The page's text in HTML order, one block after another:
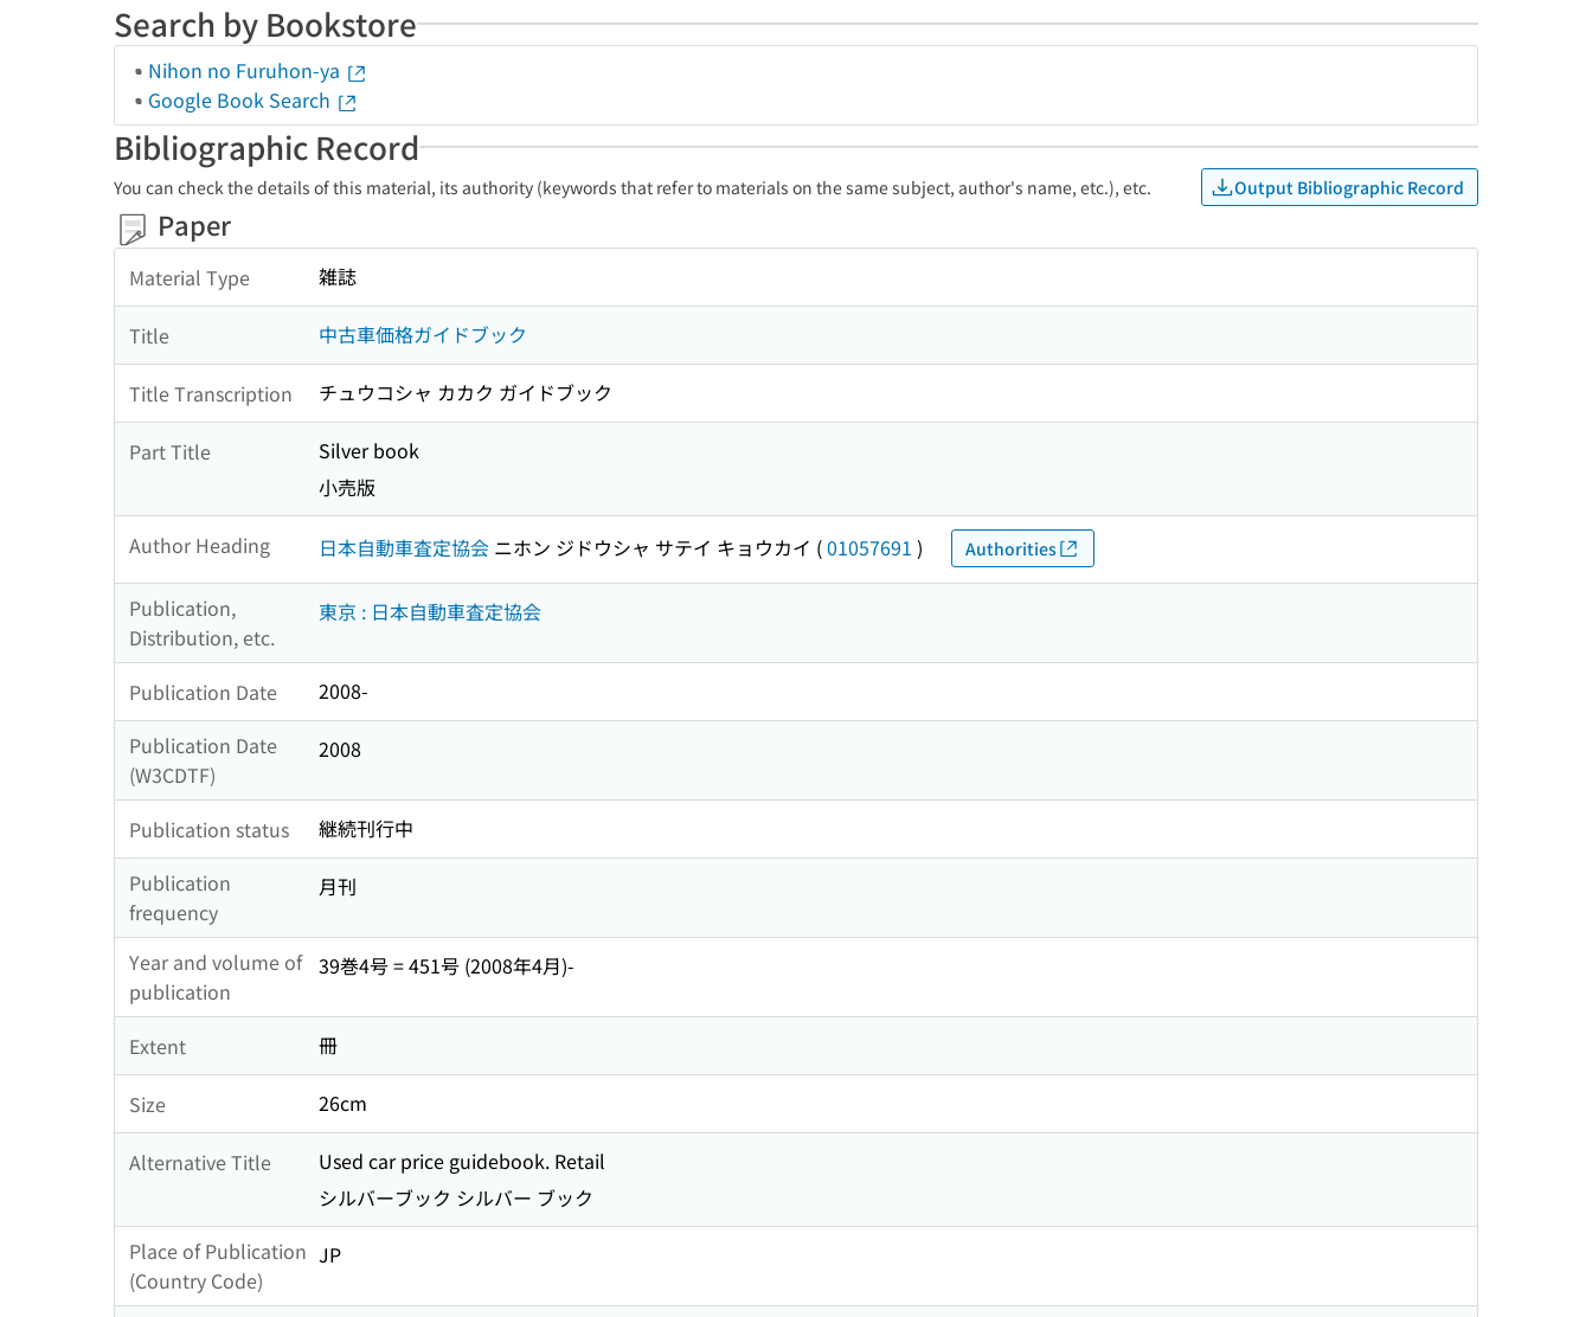
Search by Bookstore
Nihon no Furuhon-ya
Google Book Search
Bibliographic Record
You can check the details of this material, its authority (keywords that refer to materials on the same subject, author's name, etc.), etc. Output Bibliographic Record
Paper
Material Type 雑誌
Title 中古車価格ガイドブック
Title Transcription チュウコシャ カカク ガイドブック
Part Title
Silver book
小売版
Author Heading 日本自動車査定協会 ニホン ジドウシャ サテイ キョウカイ (01057691 ) Authorities
Publication,
Distribution, etc.
東京 : 日本自動車査定協会
Publication Date
2008-
Publication Date
(W3CDTF)
2008
Publication status
継続刊行中
Publication
frequency
月刊
Year and volume of
publication
39巻4号 = 451号 (2008年4月)-
Extent 冊
Size 26cm
Alternative Title
Used car price guidebook. Retail
シルバーブック シルバー ブック
Place of Publication
(Country Code)
JP